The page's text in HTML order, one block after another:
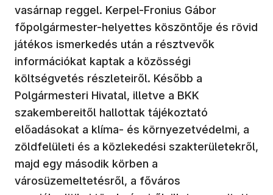
vasárnap reggel. Kerpel-Fronius Gábor
főpolgármester-helyettes köszöntője és rövid
játékos ismerkedés után a résztvevők
információkat kaptak a közösségi
költségvetés részleteiről. Később a
Polgármesteri Hivatal, illetve a BKK
szakembereitől hallottak tájékoztató
előadásokat a klíma- és környezetvédelmi, a
zöldfelületi és a közlekedési szakterületekről,
majd egy második körben a
városüzemeltetésről, a főváros